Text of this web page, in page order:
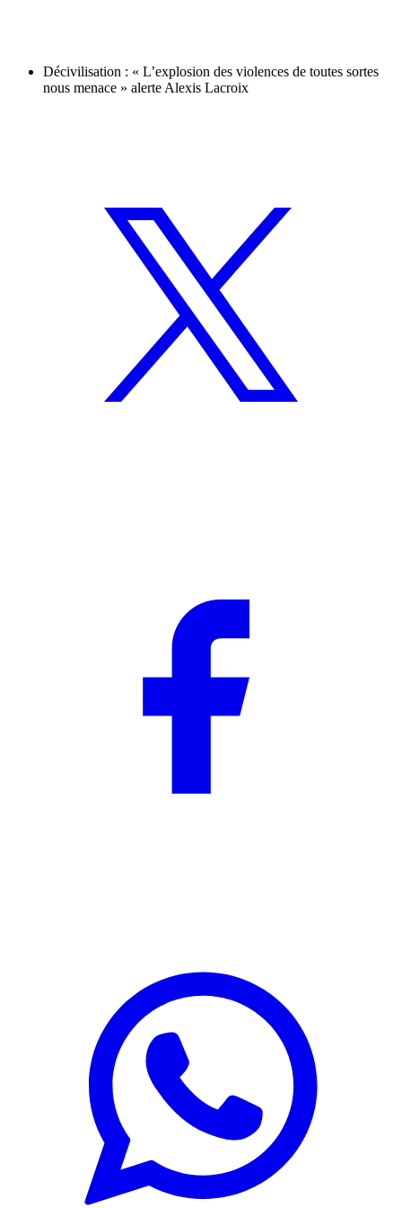
Décivilisation : « L’explosion des violences de toutes sortes
nous menace » alerte Alexis Lacroix